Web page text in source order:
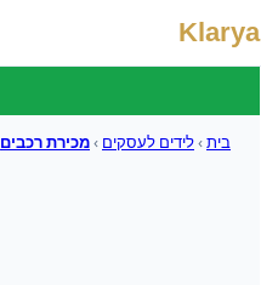
Klarya
בית›לידים לעסקים ›מכירת רכבים